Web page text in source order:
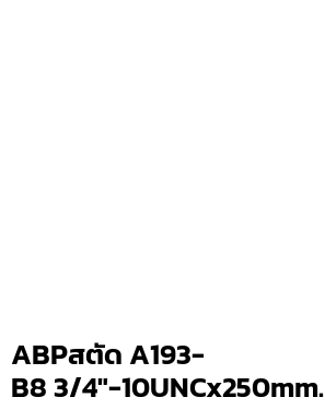
ABPสตัด A193-
B8 3/4″-10UNCx250mm.